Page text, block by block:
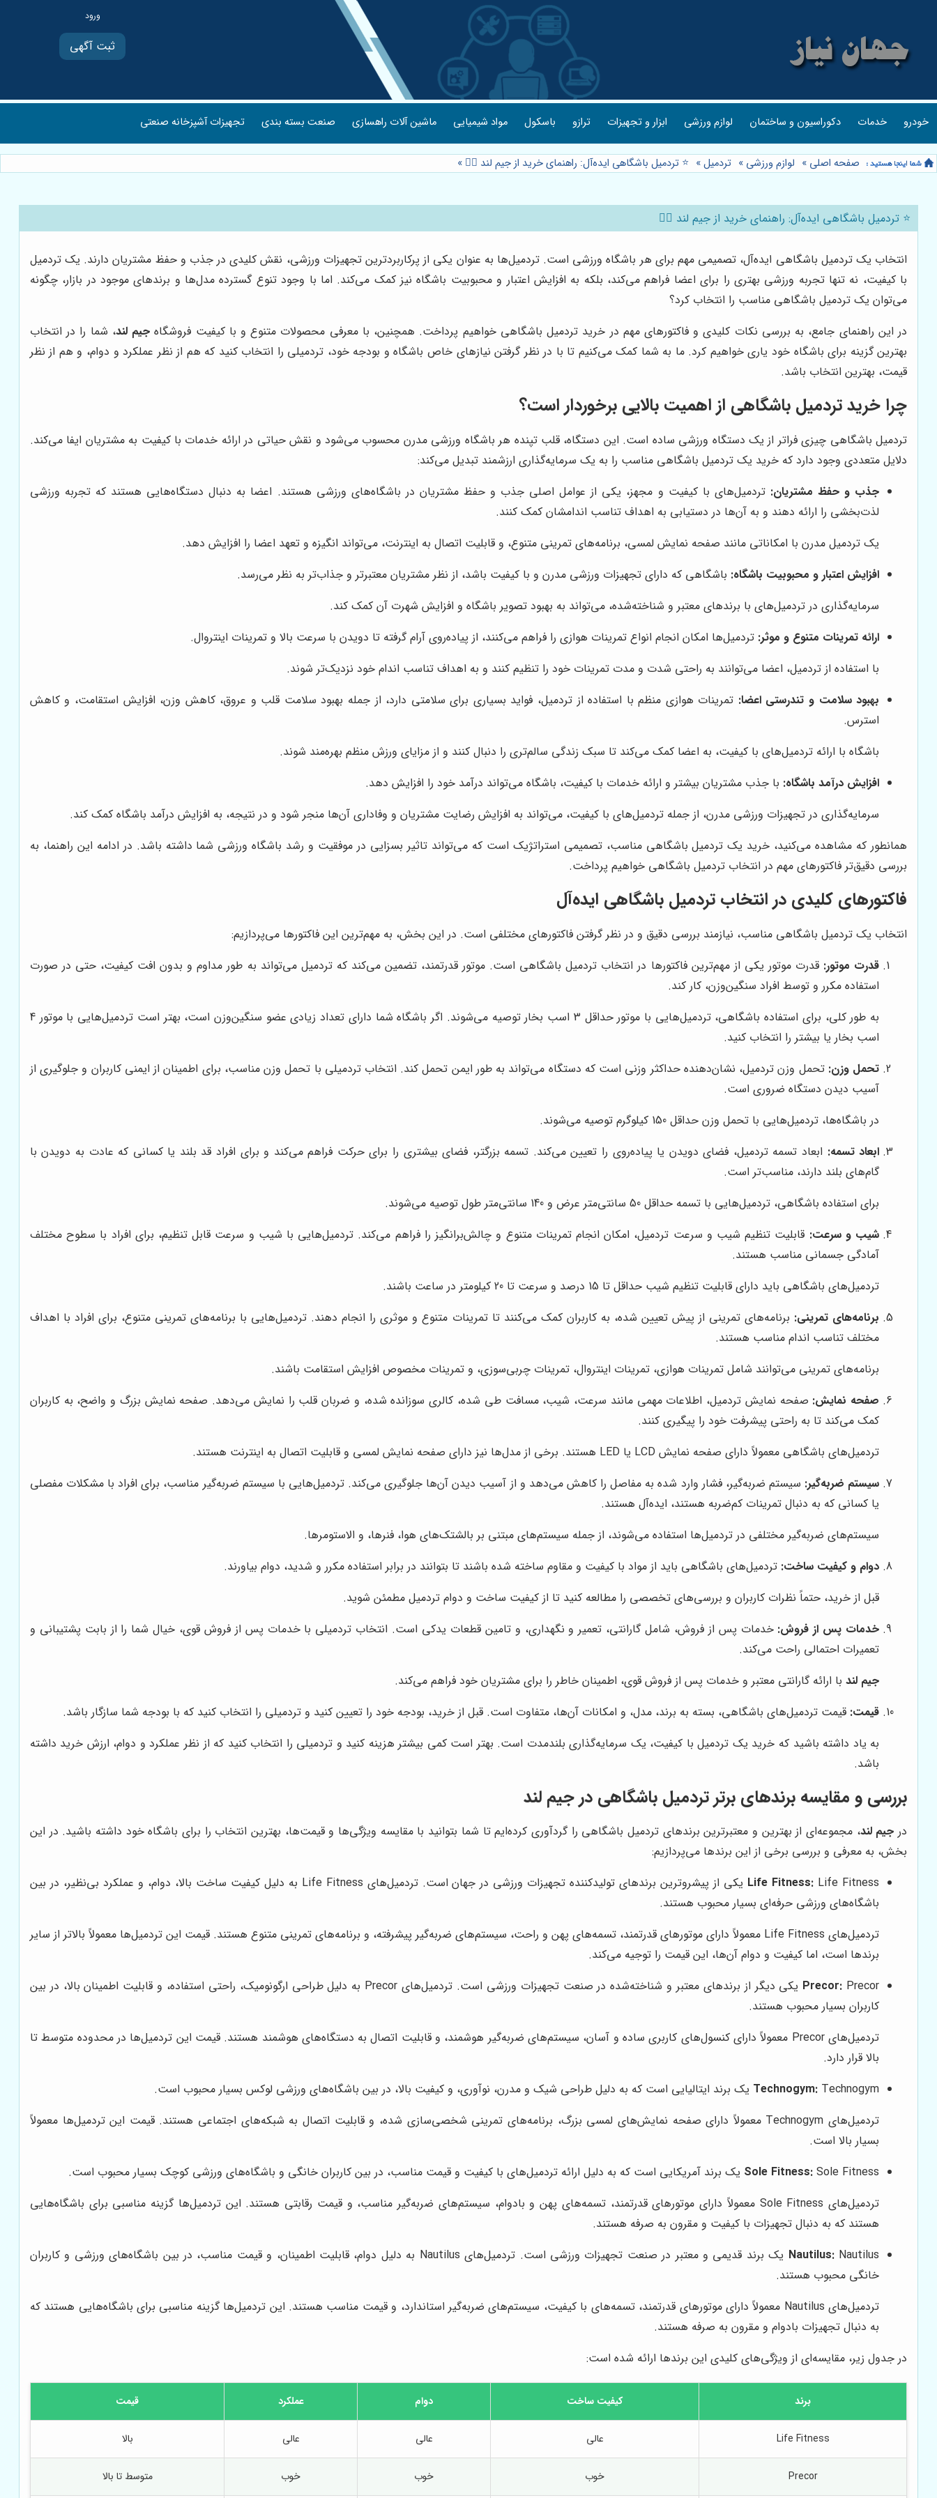
ثبت آگهی
خودرو خدمات دکوراسیون و ساختمان لوازم ورزشی ابزار و تجهیزات ترازو باسکول مواد شیمیایی ماشین آلات راهسازی صنعت بسته بندی تجهیزات آشپزخانه صنعتی
صفحه اصلی » لوازم ورزشی » تردمیل» ⭐️ تردمیل باشگاهی ایده‌آل: راهنمای خرید از جیم لند 🏃‍♂️ »
⭐️ تردمیل باشگاهی ایده‌آل: راهنمای خرید از جیم لند 🏃‍♂️
انتخاب یک تردمیل باشگاهی ایده‌آل، تصمیمی مهم برای هر باشگاه ورزشی است. تردمیل‌ها به عنوان یکی از پرکاربردترین تجهیزات ورزشی، نقش کلیدی در جذب و حفظ مشتریان دارند. یک تردمیل
با کیفیت، نه تنها تجربه ورزشی بهتری را برای اعضا فراهم می‌کند، بلکه به افزایش اعتبار و محبوبیت باشگاه نیز کمک می‌کند. اما با وجود تنوع گسترده مدل‌ها و برندهای موجود در بازار، چگونه
می‌توان یک تردمیل باشگاهی مناسب را انتخاب کرد؟
در این راهنمای جامع، به بررسی نکات کلیدی و فاکتورهای مهم در خرید تردمیل باشگاهی خواهیم پرداخت. همچنین، با معرفی محصولات متنوع و با کیفیت فروشگاه جیم لند، شما را در انتخاب
بهترین گزینه برای باشگاه خود یاری خواهیم کرد. ما به شما کمک می‌کنیم تا با در نظر گرفتن نیازهای خاص باشگاه و بودجه خود، تردمیلی را انتخاب کنید که هم از نظر عملکرد و دوام، و هم از نظر
قیمت، بهترین انتخاب باشد.
چرا خرید تردمیل باشگاهی از اهمیت بالایی برخوردار است؟
تردمیل باشگاهی چیزی فراتر از یک دستگاه ورزشی ساده است. این دستگاه، قلب تپنده هر باشگاه ورزشی مدرن محسوب می‌شود و نقش حیاتی در ارائه خدمات با کیفیت به مشتریان ایفا می‌کند.
دلایل متعددی وجود دارد که خرید یک تردمیل باشگاهی مناسب را به یک سرمایه‌گذاری ارزشمند تبدیل می‌کند:
جذب و حفظ مشتریان: تردمیل‌های با کیفیت و مجهز، یکی از عوامل اصلی جذب و حفظ مشتریان در باشگاه‌های ورزشی هستند. اعضا به دنبال دستگاه‌هایی هستند که تجربه ورزشی
لذت‌بخشی را ارائه دهند و به آن‌ها در دستیابی به اهداف تناسب اندامشان کمک کنند.
یک تردمیل مدرن با امکاناتی مانند صفحه نمایش لمسی، برنامه‌های تمرینی متنوع، و قابلیت اتصال به اینترنت، می‌تواند انگیزه و تعهد اعضا را افزایش دهد.
افزایش اعتبار و محبوبیت باشگاه: باشگاهی که دارای تجهیزات ورزشی مدرن و با کیفیت باشد، از نظر مشتریان معتبرتر و جذاب‌تر به نظر می‌رسد.
سرمایه‌گذاری در تردمیل‌های با برندهای معتبر و شناخته‌شده، می‌تواند به بهبود تصویر باشگاه و افزایش شهرت آن کمک کند.
ارائه تمرینات متنوع و موثر: تردمیل‌ها امکان انجام انواع تمرینات هوازی را فراهم می‌کنند، از پیاده‌روی آرام گرفته تا دویدن با سرعت بالا و تمرینات اینتروال.
با استفاده از تردمیل، اعضا می‌توانند به راحتی شدت و مدت تمرینات خود را تنظیم کنند و به اهداف تناسب اندام خود نزدیک‌تر شوند.
بهبود سلامت و تندرستی اعضا: تمرینات هوازی منظم با استفاده از تردمیل، فواید بسیاری برای سلامتی دارد، از جمله بهبود سلامت قلب و عروق، کاهش وزن، افزایش استقامت، و کاهش
استرس.
باشگاه با ارائه تردمیل‌های با کیفیت، به اعضا کمک می‌کند تا سبک زندگی سالم‌تری را دنبال کنند و از مزایای ورزش منظم بهره‌مند شوند.
افزایش درآمد باشگاه: با جذب مشتریان بیشتر و ارائه خدمات با کیفیت، باشگاه می‌تواند درآمد خود را افزایش دهد.
سرمایه‌گذاری در تجهیزات ورزشی مدرن، از جمله تردمیل‌های با کیفیت، می‌تواند به افزایش رضایت مشتریان و وفاداری آن‌ها منجر شود و در نتیجه، به افزایش درآمد باشگاه کمک کند.
همانطور که مشاهده می‌کنید، خرید یک تردمیل باشگاهی مناسب، تصمیمی استراتژیک است که می‌تواند تاثیر بسزایی در موفقیت و رشد باشگاه ورزشی شما داشته باشد. در ادامه این راهنما، به
بررسی دقیق‌تر فاکتورهای مهم در انتخاب تردمیل باشگاهی خواهیم پرداخت.
فاکتورهای کلیدی در انتخاب تردمیل باشگاهی ایده‌آل
انتخاب یک تردمیل باشگاهی مناسب، نیازمند بررسی دقیق و در نظر گرفتن فاکتورهای مختلفی است. در این بخش، به مهم‌ترین این فاکتورها می‌پردازیم:
قدرت موتور: قدرت موتور یکی از مهم‌ترین فاکتورها در انتخاب تردمیل باشگاهی است. موتور قدرتمند، تضمین می‌کند که تردمیل می‌تواند به طور مداوم و بدون افت کیفیت، حتی در صورت
استفاده مکرر و توسط افراد سنگین‌وزن، کار کند.
به طور کلی، برای استفاده باشگاهی، تردمیل‌هایی با موتور حداقل 3 اسب بخار توصیه می‌شوند. اگر باشگاه شما دارای تعداد زیادی عضو سنگین‌وزن است، بهتر است تردمیل‌هایی با موتور 4
اسب بخار یا بیشتر را انتخاب کنید.
تحمل وزن: تحمل وزن تردمیل، نشان‌دهنده حداکثر وزنی است که دستگاه می‌تواند به طور ایمن تحمل کند. انتخاب تردمیلی با تحمل وزن مناسب، برای اطمینان از ایمنی کاربران و جلوگیری از
آسیب دیدن دستگاه ضروری است.
در باشگاه‌ها، تردمیل‌هایی با تحمل وزن حداقل 150 کیلوگرم توصیه می‌شوند.
ابعاد تسمه: ابعاد تسمه تردمیل، فضای دویدن یا پیاده‌روی را تعیین می‌کند. تسمه بزرگتر، فضای بیشتری را برای حرکت فراهم می‌کند و برای افراد قد بلند یا کسانی که عادت به دویدن با
گام‌های بلند دارند، مناسب‌تر است.
برای استفاده باشگاهی، تردمیل‌هایی با تسمه حداقل 50 سانتی‌متر عرض و 140 سانتی‌متر طول توصیه می‌شوند.
شیب و سرعت: قابلیت تنظیم شیب و سرعت تردمیل، امکان انجام تمرینات متنوع و چالش‌برانگیز را فراهم می‌کند. تردمیل‌هایی با شیب و سرعت قابل تنظیم، برای افراد با سطوح مختلف
آمادگی جسمانی مناسب هستند.
تردمیل‌های باشگاهی باید دارای قابلیت تنظیم شیب حداقل تا 15 درصد و سرعت تا 20 کیلومتر در ساعت باشند.
برنامه‌های تمرینی: برنامه‌های تمرینی از پیش تعیین شده، به کاربران کمک می‌کنند تا تمرینات متنوع و موثری را انجام دهند. تردمیل‌هایی با برنامه‌های تمرینی متنوع، برای افراد با اهداف
مختلف تناسب اندام مناسب هستند.
برنامه‌های تمرینی می‌توانند شامل تمرینات هوازی، تمرینات اینتروال، تمرینات چربی‌سوزی، و تمرینات مخصوص افزایش استقامت باشند.
صفحه نمایش: صفحه نمایش تردمیل، اطلاعات مهمی مانند سرعت، شیب، مسافت طی شده، کالری سوزانده شده، و ضربان قلب را نمایش می‌دهد. صفحه نمایش بزرگ و واضح، به کاربران
کمک می‌کند تا به راحتی پیشرفت خود را پیگیری کنند.
تردمیل‌های باشگاهی معمولاً دارای صفحه نمایش LCD یا LED هستند. برخی از مدل‌ها نیز دارای صفحه نمایش لمسی و قابلیت اتصال به اینترنت هستند.
سیستم ضربه‌گیر: سیستم ضربه‌گیر، فشار وارد شده به مفاصل را کاهش می‌دهد و از آسیب دیدن آن‌ها جلوگیری می‌کند. تردمیل‌هایی با سیستم ضربه‌گیر مناسب، برای افراد با مشکلات مفصلی
یا کسانی که به دنبال تمرینات کم‌ضربه هستند، ایده‌آل هستند.
سیستم‌های ضربه‌گیر مختلفی در تردمیل‌ها استفاده می‌شوند، از جمله سیستم‌های مبتنی بر بالشتک‌های هوا، فنرها، و الاستومرها.
دوام و کیفیت ساخت: تردمیل‌های باشگاهی باید از مواد با کیفیت و مقاوم ساخته شده باشند تا بتوانند در برابر استفاده مکرر و شدید، دوام بیاورند.
قبل از خرید، حتماً نظرات کاربران و بررسی‌های تخصصی را مطالعه کنید تا از کیفیت ساخت و دوام تردمیل مطمئن شوید.
خدمات پس از فروش: خدمات پس از فروش، شامل گارانتی، تعمیر و نگهداری، و تامین قطعات یدکی است. انتخاب تردمیلی با خدمات پس از فروش قوی، خیال شما را از بابت پشتیبانی و
تعمیرات احتمالی راحت می‌کند.
جیم لندبا ارائه گارانتی معتبر و خدمات پس از فروش قوی، اطمینان خاطر را برای مشتریان خود فراهم می‌کند.
قیمت: قیمت تردمیل‌های باشگاهی، بسته به برند، مدل، و امکانات آن‌ها، متفاوت است. قبل از خرید، بودجه خود را تعیین کنید و تردمیلی را انتخاب کنید که با بودجه شما سازگار باشد.
به یاد داشته باشید که خرید یک تردمیل با کیفیت، یک سرمایه‌گذاری بلندمدت است. بهتر است کمی بیشتر هزینه کنید و تردمیلی را انتخاب کنید که از نظر عملکرد و دوام، ارزش خرید داشته
باشد.
بررسی و مقایسه برندهای برتر تردمیل باشگاهی در جیم لند
در جیم لند، مجموعه‌ای از بهترین و معتبرترین برندهای تردمیل باشگاهی را گردآوری کرده‌ایم تا شما بتوانید با مقایسه ویژگی‌ها و قیمت‌ها، بهترین انتخاب را برای باشگاه خود داشته باشید. در این
بخش، به معرفی و بررسی برخی از این برندها می‌پردازیم:
Life Fitness:
Life Fitness یکی از پیشروترین برندهای تولیدکننده تجهیزات ورزشی در جهان است. تردمیل‌های Life Fitness به دلیل کیفیت ساخت بالا، دوام، و عملکرد بی‌نظیر، در بین
باشگاه‌های ورزشی حرفه‌ای بسیار محبوب هستند.
تردمیل‌های Life Fitness معمولاً دارای موتورهای قدرتمند، تسمه‌های پهن و راحت، سیستم‌های ضربه‌گیر پیشرفته، و برنامه‌های تمرینی متنوع هستند. قیمت این تردمیل‌ها معمولاً بالاتر از سایر
برندها است، اما کیفیت و دوام آن‌ها، این قیمت را توجیه می‌کند.
Precor:
Precor یکی دیگر از برندهای معتبر و شناخته‌شده در صنعت تجهیزات ورزشی است. تردمیل‌های Precor به دلیل طراحی ارگونومیک، راحتی استفاده، و قابلیت اطمینان بالا، در بین
کاربران بسیار محبوب هستند.
تردمیل‌های Precor معمولاً دارای کنسول‌های کاربری ساده و آسان، سیستم‌های ضربه‌گیر هوشمند، و قابلیت اتصال به دستگاه‌های هوشمند هستند. قیمت این تردمیل‌ها در محدوده متوسط تا
بالا قرار دارد.
Technogym: Technogym یک برند ایتالیایی است که به دلیل طراحی شیک و مدرن، نوآوری، و کیفیت بالا، در بین باشگاه‌های ورزشی لوکس بسیار محبوب است.
تردمیل‌های Technogym معمولاً دارای صفحه نمایش‌های لمسی بزرگ، برنامه‌های تمرینی شخصی‌سازی شده، و قابلیت اتصال به شبکه‌های اجتماعی هستند. قیمت این تردمیل‌ها معمولاً
بسیار بالا است.
Sole Fitness: Sole Fitness یک برند آمریکایی است که به دلیل ارائه تردمیل‌های با کیفیت و قیمت مناسب، در بین کاربران خانگی و باشگاه‌های ورزشی کوچک بسیار محبوب است.
تردمیل‌های Sole Fitness معمولاً دارای موتورهای قدرتمند، تسمه‌های پهن و بادوام، سیستم‌های ضربه‌گیر مناسب، و قیمت رقابتی هستند. این تردمیل‌ها گزینه مناسبی برای باشگاه‌هایی
هستند که به دنبال تجهیزات با کیفیت و مقرون به صرفه هستند.
Nautilus:
Nautilus یک برند قدیمی و معتبر در صنعت تجهیزات ورزشی است. تردمیل‌های Nautilus به دلیل دوام، قابلیت اطمینان، و قیمت مناسب، در بین باشگاه‌های ورزشی و کاربران
خانگی محبوب هستند.
تردمیل‌های Nautilus معمولاً دارای موتورهای قدرتمند، تسمه‌های با کیفیت، سیستم‌های ضربه‌گیر استاندارد، و قیمت مناسب هستند. این تردمیل‌ها گزینه مناسبی برای باشگاه‌هایی هستند که
به دنبال تجهیزات بادوام و مقرون به صرفه هستند.
در جدول زیر، مقایسه‌ای از ویژگی‌های کلیدی این برندها ارائه شده است:
برند کیفیت ساخت دوام عملکرد قیمت
Life Fitness عالی عالی عالی بالا
Precor خوب خوب خوب متوسط تا بالا